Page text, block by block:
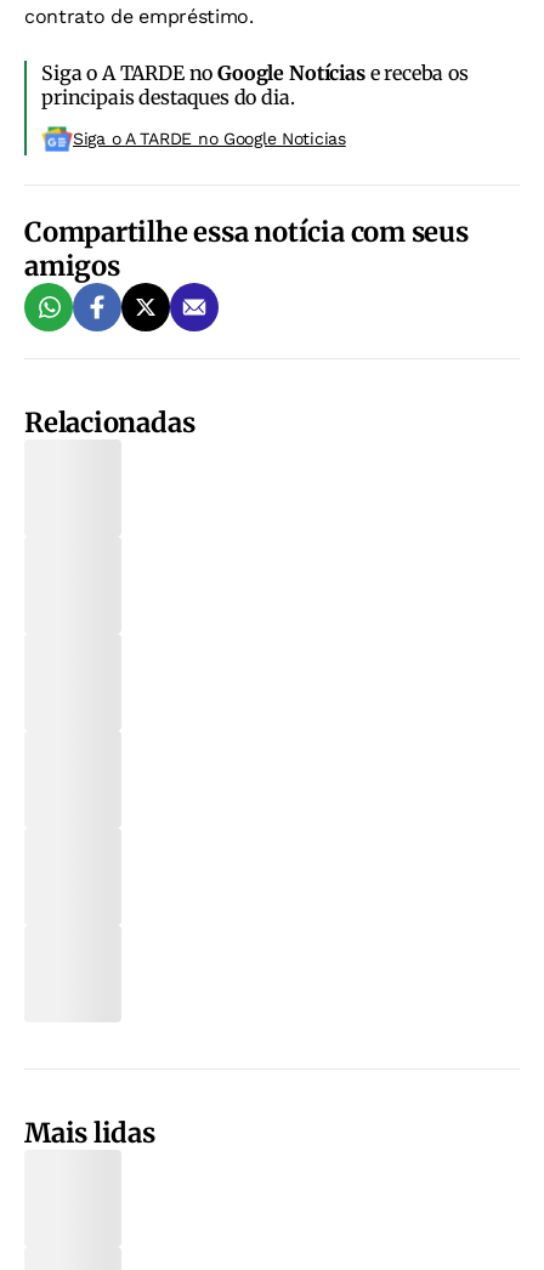
contrato de empréstimo.
Siga o A TARDE noGoogle Notíciase receba os
principais destaques do dia.
Siga o A TARDE no Google Noticias
Compartilhe essa notícia com seus
amigos
Relacionadas
Mais lidas